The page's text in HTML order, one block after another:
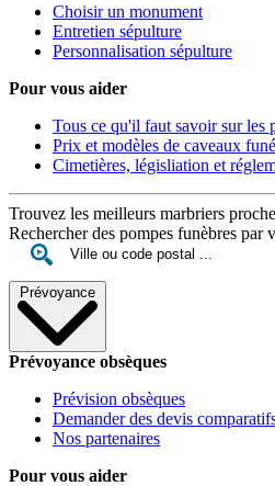
Choisir un monument
Entretien sépulture
Personnalisation sépulture
Pour vous aider
Tous ce qu'il faut savoir sur les
Prix et modèles de caveaux
Cimetières, législiation et
Trouvez les meilleurs marbriers
Rechercher des pompes funèbres par
Prévoyance
Prévoyance obsèques
Prévision obsèques
Demander des devis
Nos partenaires
Pour vous aider